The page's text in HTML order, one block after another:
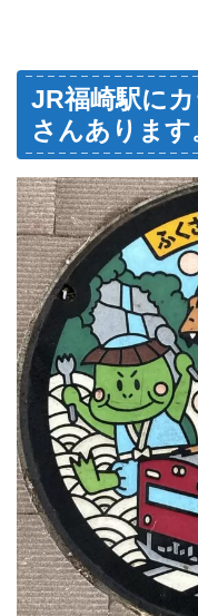
JR福崎駅に
さんあります